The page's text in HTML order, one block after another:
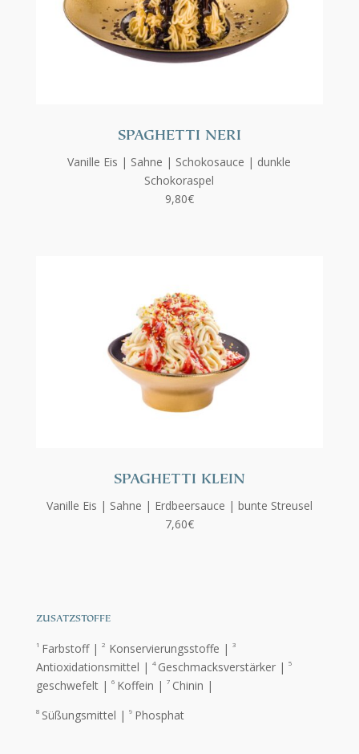
SPAGHETTI NERI
Vanille Eis | Sahne | Schokosauce | dunkle
Schokoraspel
9,80€
SPAGHETTI KLEIN
Vanille Eis | Sahne | Erdbeersauce | bunte Streusel
7,60€
ZUSATZSTOFFE
1 Farbstoff | 2 Konservierungsstoffe | 3
Antioxidationsmittel | 4 Geschmacksverstärker | 5
geschwefelt | 6 Koffein | 7 Chinin |
8 Süßungsmittel | 9 Phosphat